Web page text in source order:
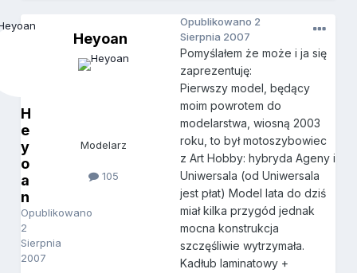
H
e
y
o
a
n
Opublikowano
2
Sierpnia
2007
Heyoan
Modelarz
105
Opublikowano 2
Sierpnia 2007
Pomyślałem że może i ja się
zaprezentuję:
Pierwszy model, będący
moim powrotem do
modelarstwa, wiosną 2003
roku, to był motoszybowiec
z Art Hobby: hybryda Ageny i
Uniwersala (od Uniwersala
jest płat) Model lata do dziś
miał kilka przygód jednak
mocna konstrukcja
szczęśliwie wytrzymała.
Kadłub laminatowy +